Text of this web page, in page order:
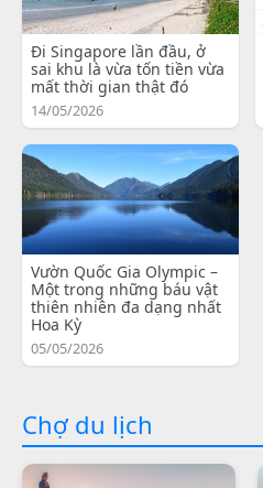
Đi Singapore lần đầu, ở
sai khu là vừa tốn tiền vừa
mất thời gian thật đó
14/05/2026
Vườn Quốc Gia Olympic –
Một trong những báu vật
thiên nhiên đa dạng nhất
Hoa Kỳ
05/05/2026
Chợ du lịch